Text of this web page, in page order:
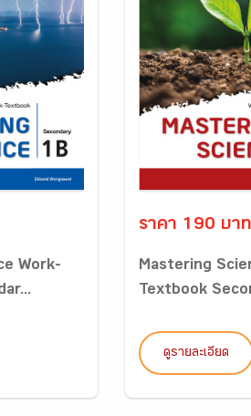
Work-
ราคา 190 บาท
Mastering
Textbook
ดูรายละเอียด